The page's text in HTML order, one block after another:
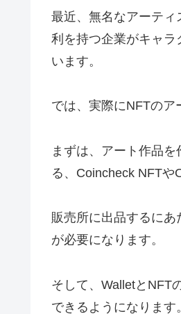
最近、無名なアーテ
利を持つ企業がキャ
います。
では、実際にNFTのア
まずは、アート作品
る、Coincheck NFTや
販売所に出品するに
が必要になります。
そして、WalletとNFT
できるようになります。